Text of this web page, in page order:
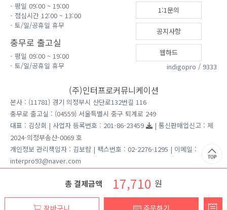
- 평일 09:00 ~ 19:00
- 점심시간 12:00 ~ 13:00
- 토/일/공휴일 휴무
충무로 출고실
- 평일 09:00 ~ 19:00
- 토/일/공휴일 휴무
1:1문의
공지사항
웹하드
indigopro / 9333
(주)인터프로커뮤니케이션
본사 : (11781) 경기 의정부시 산단로132번길 116
충무로 출고실 : (04559) 서울특별시 중구 퇴계로 249
대표 : 김상회 | 사업자 등록번호 : 201-86-23459
| 통신판매업신고 : 제
2024-의정부송산-0069 호
개인정보 관리책임자 : 김보람 | 팩스번호 : 02-2276-1295 | 이메일 :
interpro93@naver.com
Copyright ⓒ 2026 인터프로커뮤니케이션 All rights reserved.
총 결제금액 17,710 원